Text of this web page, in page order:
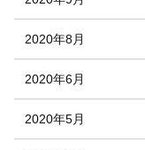
2020年8月
2020年6月
2020年5月